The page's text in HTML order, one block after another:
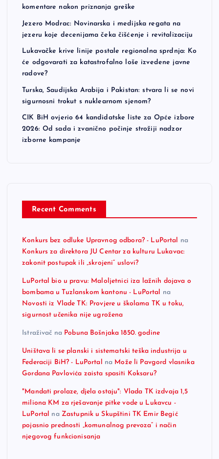
komentare nakon priznanja greške
Jezero Modrac: Novinarska i medijska regata na
jezeru koje decenijama čeka čišćenje i revitalizaciju
Lukavačke krive linije postale regionalna sprdnja: Ko
će odgovarati za katastrofalno loše izvedene javne
radove?
Turska, Saudijska Arabija i Pakistan: stvara li se novi
sigurnosni trokut s nuklearnom sjenom?
CIK BiH ovjerio 64 kandidatske liste za Opće izbore
2026: Od sada i zvanično počinje strožiji nadzor
izborne kampanje
Recent Comments
Konkurs bez odluke Upravnog odbora? - LuPortal na
Konkurs za direktora JU Centar za kulturu Lukavac:
zakonit postupak ili „skrojeni“ uslovi?
LuPortal bio u pravu: Maloljetnici iza lažnih dojava o
bombama u Tuzlanskom kantonu - LuPortal na
Novosti iz Vlade TK: Provjere u školama TK u toku,
sigurnost učenika nije ugrožena
Istraživač na Pobuna Bošnjaka 1850. godine
Uništava li se planski i sistematski teška industrija u
Federaciji BiH? - LuPortal na Može li Pavgord vlasnika
Gordana Pavlovića zaista spasiti Koksaru?
"Mandati prolaze, djela ostaju": Vlada TK izdvaja 1,5
miliona KM za rješavanje pitke vode u Lukavcu -
LuPortal na Zastupnik u Skupštini TK Emir Begić
pojasnio prednosti „komunalnog prevoza“ i način
njegovog funkcionisanja